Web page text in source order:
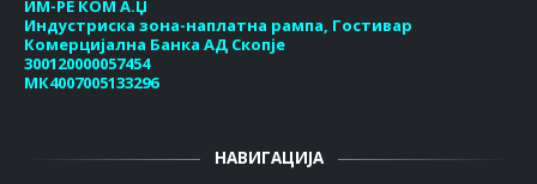
ИМ-РЕ КОМ А.Џ
Индустриска зона-наплатна рампа, Гостивар
Комерцијална Банка АД Скопје
300120000057454
МК4007005133296
НАВИГАЦИЈА